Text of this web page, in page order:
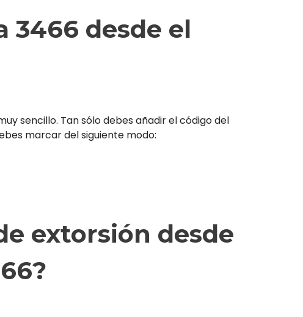
3466 desde el
sencillo. Tan sólo debes añadir el código del
marcar del siguiente modo:
extorsión desde